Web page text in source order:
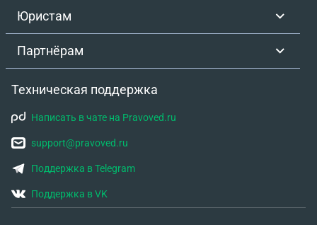
Юристам
Партнёрам
Техническая поддержка
Написать в чате на Pravoved.ru
support@pravoved.ru
Поддержка в Telegram
Поддержка в VK